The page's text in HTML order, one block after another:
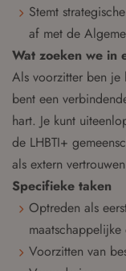
Stemt
af met de
Wat zoeken we in
Als voorzitter ben je
bent een
hart. Je kunt
de LHBTI+
als extern
Specifieke taken
Optreden als
maatschappelijke
Voorzitten van